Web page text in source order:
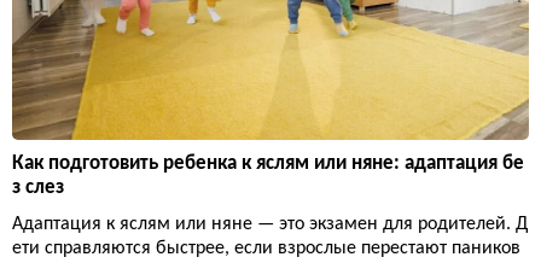
Как подготовить ребенка к яслям или няне: адаптация бе
з слез
Адаптация к яслям или няне — это экзамен для родителей. Д
ети справляются быстрее, если взрослые перестают паников